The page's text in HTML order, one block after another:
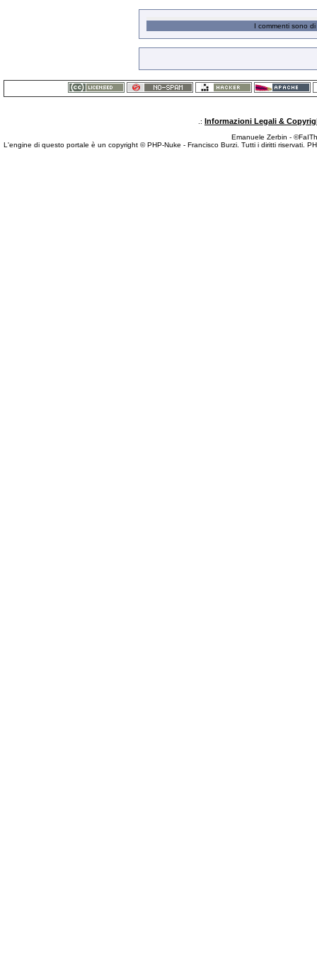
I commenti sono
.: Informazioni Legali &
Emanuele Zerbin -
L'engine di questo portale è un copyright © PHP-Nuke - Francisco Burzi. Tutti i diritti riservati.